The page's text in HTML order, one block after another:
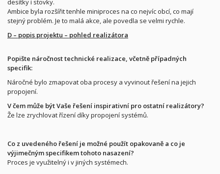
Ambice byla rozšířit tenhle miniproces na co nejvíc obcí, co mají
stejný problém. Je to malá akce, ale povedla se velmi rychle.
D – popis projektu – pohled realizátora
Popište náročnost technické realizace, včetně případných
specifik:
Náročné bylo zmapovat oba procesy a vyvinout řešení na jejich
propojení.
V čem může být Vaše řešení inspirativní pro ostatní realizátory?
Že lze zrychlovat řízení díky propojení systémů.
Co z uvedeného řešení je možné použít opakovaně a co je
výjimečným specifikem tohoto nasazení?
Proces je využitelný i v jiných systémech.